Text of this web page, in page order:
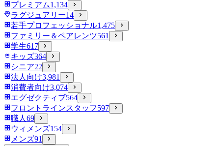
プレミアム1,134
ラグジュアリー14
若手プロフェッショナル1,475
ファミリー＆ペアレンツ561
学生617
キッズ364
シニア22
法人向け3,981
消費者向け3,074
エグゼクティブ564
フロントラインスタッフ597
職人 69
ウィメンズ154
メンズ91